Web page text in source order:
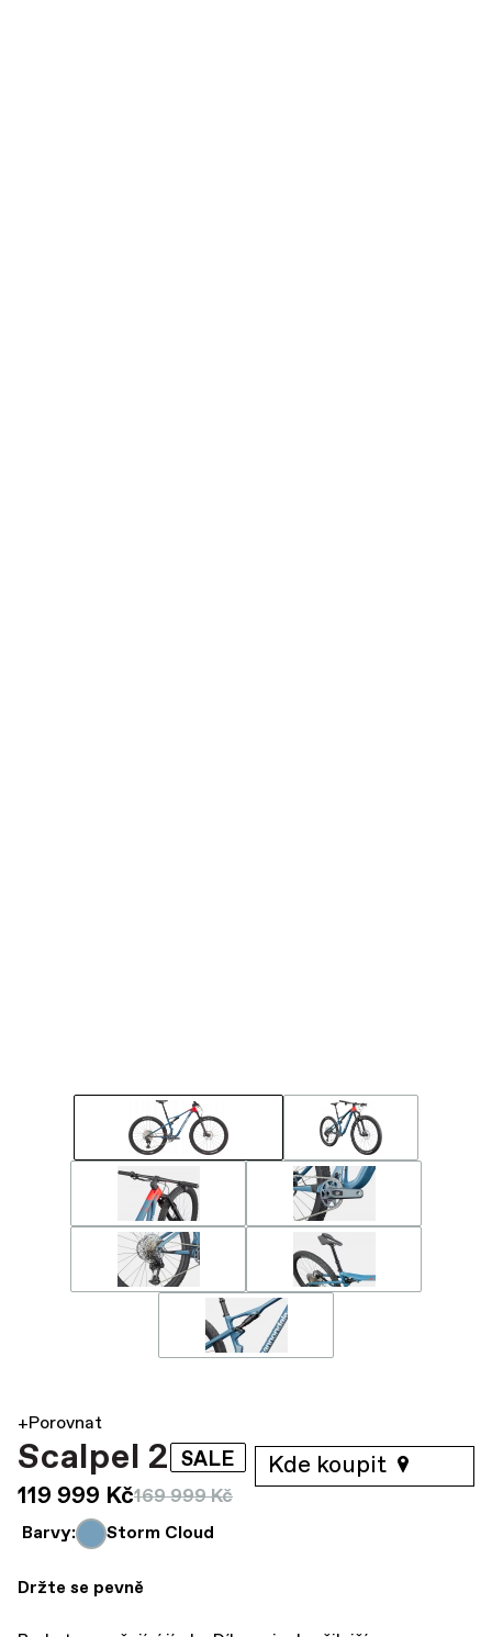
+Porovnat
Scalpel 2 SALE
119 999 Kč169 999 Kč
Barvy: Storm Cloud
Kde koupit
Držte se pevně